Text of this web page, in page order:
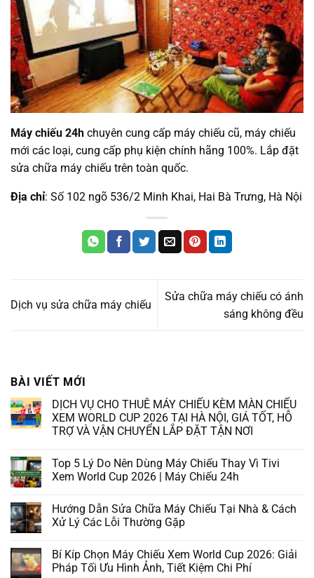
Máy chiếu 24h chuyên cung cấp máy chiếu cũ, máy chiếu
mới các loại, cung cấp phụ kiện chính hãng 100%. Lắp đặt
sửa chữa máy chiếu trên toàn quốc.
Địa chỉ: Số 102 ngõ 536/2 Minh Khai, Hai Bà Trưng, Hà Nội
Dịch vụ sửa chữa máy chiếu
Sửa chữa máy chiếu có ánh
sáng không đều
BÀI VIẾT MỚI
DỊCH VỤ CHO THUÊ MÁY CHIẾU KÈM MÀN CHIẾU
XEM WORLD CUP 2026 TẠI HÀ NỘI, GIÁ TỐT, HỖ
TRỢ VÀ VẬN CHUYỂN LẮP ĐẶT TẬN NƠI
Top 5 Lý Do Nên Dùng Máy Chiếu Thay Vì Tivi
Xem World Cup 2026 | Máy Chiếu 24h
Hướng Dẫn Sửa Chữa Máy Chiếu Tại Nhà & Cách
Xử Lý Các Lỗi Thường Gặp
Bí Kíp Chọn Máy Chiếu Xem World Cup 2026: Giải
Pháp Tối Ưu Hình Ảnh, Tiết Kiệm Chi Phí